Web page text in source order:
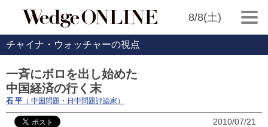
8/8(土)
チャイナ・ウォッチャーの視点
一斉にボロを出し始めた
中国経済の行く末
石 平 （ 中国問題・日中問題評論家）
2010/07/21